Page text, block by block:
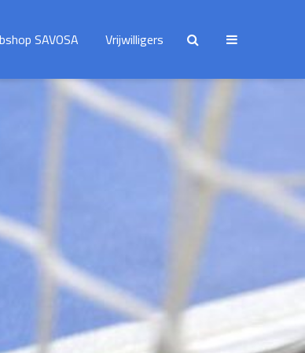
SAVOSA Vrijwilligers